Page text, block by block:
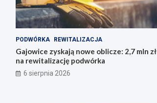
PODWÓRKA REWITALIZACJA
Gajowice zyskają nowe oblicze: 2,7 mln zł
na rewitalizację podwórka
6 sierpnia 2026